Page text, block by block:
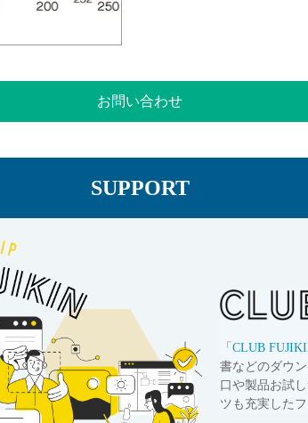
お問い合わせ
SUPPORT
「 CLUB
書などのダウ
口や製品お試
ツも充実した